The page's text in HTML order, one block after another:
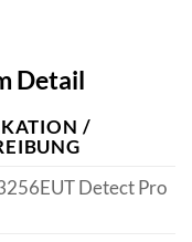
Detail
/
Detect Pro